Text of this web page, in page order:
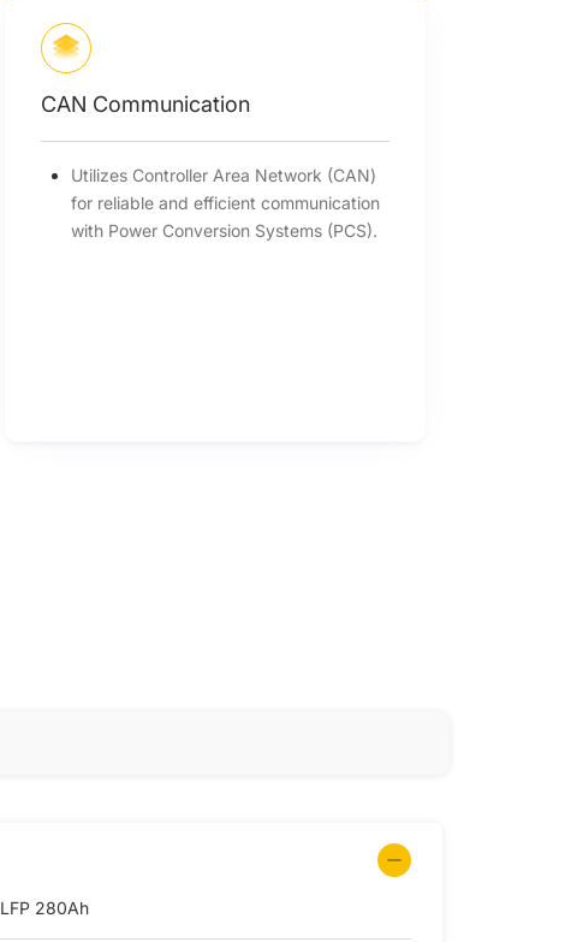
CAN Communication
Utilizes Controller Area Network (CAN)
for reliable and efficient communication
with Power Conversion Systems (PCS).
LFP 280Ah